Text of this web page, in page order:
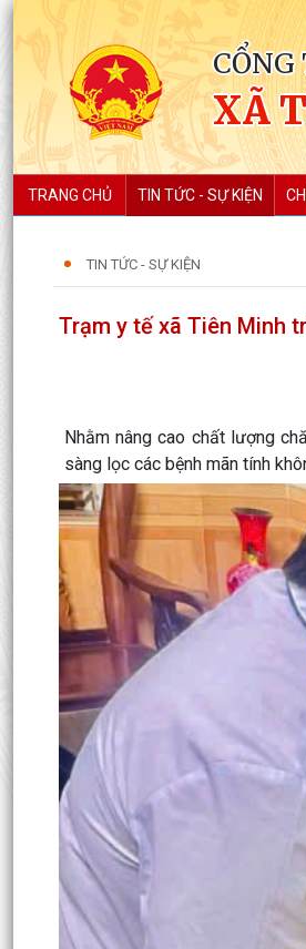
XÃ
TRANG CHỦ TIN TỨC - SỰ KIỆN
TIN TỨC - SỰ KIỆN
Trạm y tế xã Tiên Minh
Nhằm nâng cao chất lượng
sàng lọc các bệnh mãn tính